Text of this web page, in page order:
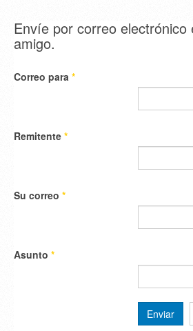
Envíe por correo electrónico
amigo.
Correo para *
Remitente *
Su correo *
Asunto *
Enviar